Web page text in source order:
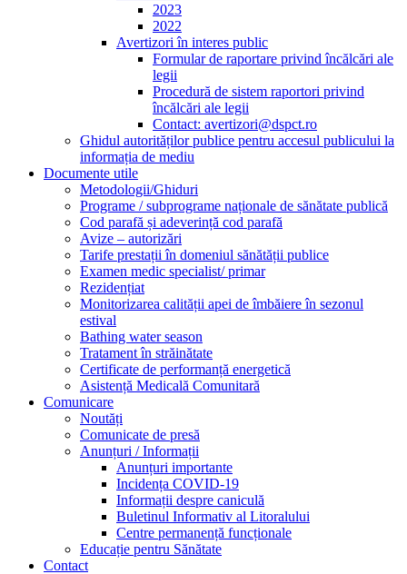
2023
2022
Avertizori în interes public
Formular de raportare privind încălcări ale
legii
Procedură de sistem raportori privind
încălcări ale legii
Contact: avertizori@dspct.ro
Ghidul autorităților publice pentru accesul publicului la
informația de mediu
Documente utile
Metodologii/Ghiduri
Programe / subprograme naționale de sănătate publică
Cod parafă și adeverință cod parafă
Avize – autorizări
Tarife prestații în domeniul sănătății publice
Examen medic specialist/ primar
Rezidențiat
Monitorizarea calității apei de îmbăiere în sezonul
estival
Bathing water season
Tratament în străinătate
Certificate de performanță energetică
Asistență Medicală Comunitară
Comunicare
Noutăți
Comunicate de presă
Anunțuri / Informații
Anunțuri importante
Incidența COVID-19
Informații despre caniculă
Buletinul Informativ al Litoralului
Centre permanență funcționale
Educație pentru Sănătate
Contact